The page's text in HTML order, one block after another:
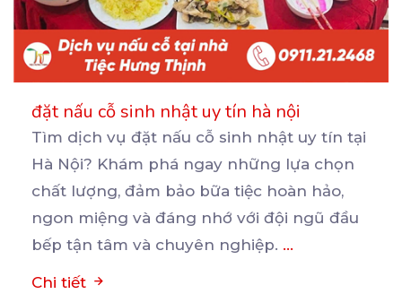
đặt nấu cỗ sinh nhật uy tín hà nội
Tìm dịch vụ đặt nấu cỗ sinh nhật uy tín tại
Hà Nội? Khám phá ngay những lựa chọn
chất lượng, đảm bảo bữa tiệc hoàn hảo,
ngon miệng và đáng nhớ với đội ngũ đầu
bếp tận tâm và chuyên nghiệp. ...
Chi tiết